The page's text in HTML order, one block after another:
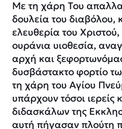
Με τη χάρη Του
δουλεία του διαβόλου,
ελευθερία του
ουράνια υιοθεσία,
αρχή και
δυσβάστακτο φορτίο
τη χάρη του Αγίου
υπάρχουν τόσοι ιερείς
διδασκάλων της
αυτή πήγασαν πλούτη